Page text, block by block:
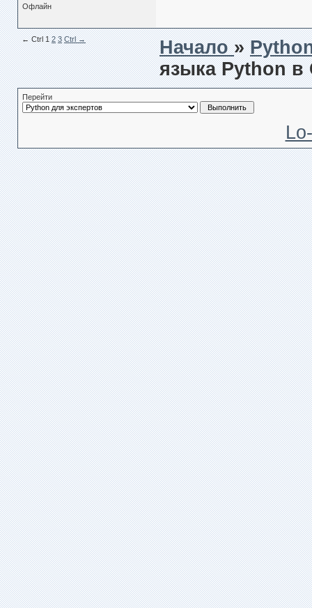
Офлайн
← Сtrl 1 2 3 Ctrl → Начало»
языка Python в
Перейти